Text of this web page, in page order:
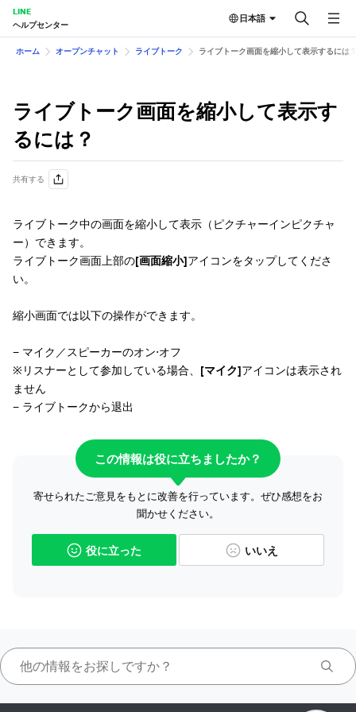
LINE
ヘルプセンター
日本語
ホーム オープンチャット ライブトーク ライブトーク画面を縮小して表示するには
ライブトーク画面を縮小して表示す
るには？
共有する
ライブトーク中の画面を縮小して表示（ピクチャーインピクチャ
ー）できます。
ライブトーク画面上部の[画面縮小]アイコンをタップしてくださ
い。
縮小画面では以下の操作ができます。
− マイク／スピーカーのオン⋅オフ
※リスナーとして参加している場合、 [マイク]アイコンは表示され
ません
− ライブトークから退出
この情報は役に立ちましたか？
寄せられたご意見をもとに改善を行っています。ぜひ感想をお
聞かせください。
役に立った いいえ